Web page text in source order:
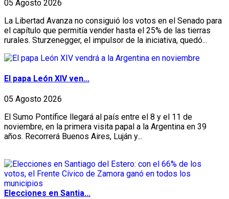
05 Agosto 2026
La Libertad Avanza no consiguió los votos en el Senado para
el capítulo que permitía vender hasta el 25% de las tierras
rurales. Sturzenegger, el impulsor de la iniciativa, quedó...
El papa León XIV ven...
05 Agosto 2026
El Sumo Pontífice llegará al país entre el 8 y el 11 de
noviembre, en la primera visita papal a la Argentina en 39
años. Recorrerá Buenos Aires, Luján y...
Elecciones en Santia...